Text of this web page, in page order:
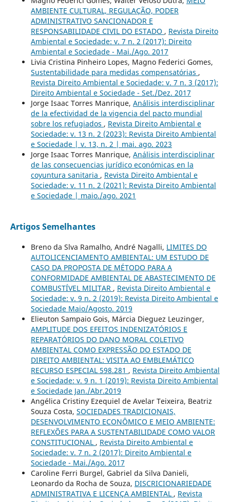
AMBIENTE CULTURAL, REGULAÇÃO, PODER
ADMINISTRATIVO SANCIONADOR E
RESPONSABILIDADE CIVIL DO ESTADO , Revista Direito
Ambiental e Sociedade: v. 7 n. 2 (2017): Direito
Ambiental e Sociedade - Mai./Ago. 2017
Livia Cristina Pinheiro Lopes, Magno Federici Gomes,
Sustentabilidade para medidas compensatórias ,
Revista Direito Ambiental e Sociedade: v. 7 n. 3 (2017):
Direito Ambiental e Sociedade - Set./Dez. 2017
Jorge Isaac Torres Manrique, Análisis interdisciplinar
de la efectividad de la vigencia del pacto mundial
sobre los refugiados , Revista Direito Ambiental e
Sociedade: v. 13 n. 2 (2023): Revista Direito Ambiental
e Sociedade | v. 13, n. 2 | mai. ago. 2023
Jorge Isaac Torres Manrique, Análisis interdisciplinar
de las consecuencias jurídico económicas en la
coyuntura sanitaria , Revista Direito Ambiental e
Sociedade: v. 11 n. 2 (2021): Revista Direito Ambiental
e Sociedade | maio./ago. 2021
Artigos Semelhantes
Breno da Slva Ramalho, André Nagalli, LIMITES DO
AUTOLICENCIAMENTO AMBIENTAL: UM ESTUDO DE
CASO DA PROPOSTA DE MÉTODO PARA A
CONFORMIDADE AMBIENTAL DE ABASTECIMENTO DE
COMBUSTÍVEL MILITAR , Revista Direito Ambiental e
Sociedade: v. 9 n. 2 (2019): Revista Direito Ambiental e
Sociedade Maio/Agosto. 2019
Elieuton Sampaio Gois, Márcia Dieguez Leuzinger,
AMPLITUDE DOS EFEITOS INDENIZATÓRIOS E
REPARATÓRIOS DO DANO MORAL COLETIVO
AMBIENTAL COMO EXPRESSÃO DO ESTADO DE
DIREITO AMBIENTAL: VISITA AO EMBLEMÁTICO
RECURSO ESPECIAL 598.281 , Revista Direito Ambiental
e Sociedade: v. 9 n. 1 (2019): Revista Direito Ambiental
e Sociedade Jan./Abr.2019
Angélica Cristiny Ezequiel de Avelar Teixeira, Beatriz
Souza Costa, SOCIEDADES TRADICIONAIS,
DESENVOLVIMENTO ECONÔMICO E MEIO AMBIENTE:
REFLEXÕES PARA A SUSTENTABILIDADE COMO VALOR
CONSTITUCIONAL , Revista Direito Ambiental e
Sociedade: v. 7 n. 2 (2017): Direito Ambiental e
Sociedade - Mai./Ago. 2017
Caroline Ferri Burgel, Gabriel da Silva Danieli,
Leonardo da Rocha de Souza, DISCRICIONARIEDADE
ADMINISTRATIVA E LICENÇA AMBIENTAL , Revista